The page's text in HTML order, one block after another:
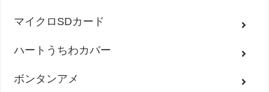
マイクロSDカード
ハートうちわカバー
ボンタンアメ